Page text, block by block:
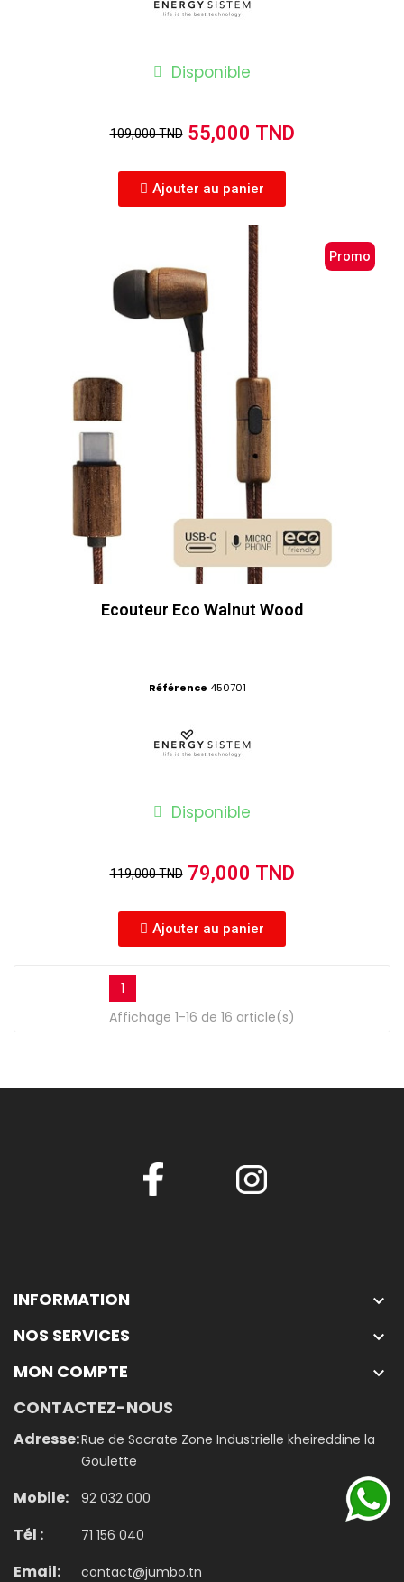
Disponible
109,000 TND 55,000 TND
Ajouter au panier
Promo
Ecouteur Eco Walnut Wood
Référence 450701
Disponible
119,000 TND 79,000 TND
Ajouter au panier
1
Affichage 1-16 de 16 article(s)
INFORMATION 
NOS SERVICES 
MON COMPTE 
CONTACTEZ-NOUS
Adresse:Rue de Socrate Zone Industrielle kheireddine la
Goulette
Mobile: 92 032 000
Tél : 71 156 040
Email: contact@jumbo.tn